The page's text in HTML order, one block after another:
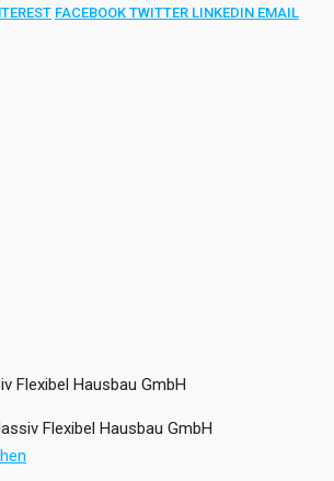
FACEBOOK TWITTER LINKEDIN EMAIL
Flexibel Hausbau GmbH